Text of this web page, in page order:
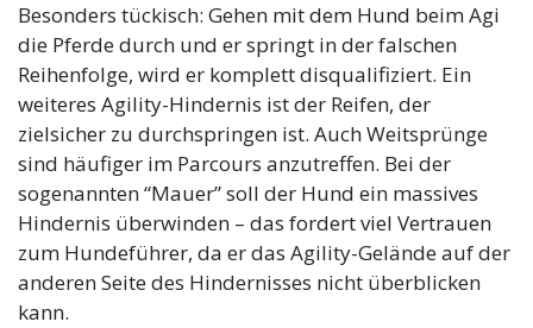
Besonders tückisch: Gehen mit dem Hund beim Agi
die Pferde durch und er springt in der falschen
Reihenfolge, wird er komplett disqualifiziert. Ein
weiteres Agility-Hindernis ist der Reifen, der
zielsicher zu durchspringen ist. Auch Weitsprünge
sind häufiger im Parcours anzutreffen. Bei der
sogenannten “Mauer” soll der Hund ein massives
Hindernis überwinden – das fordert viel Vertrauen
zum Hundeführer, da er das Agility-Gelände auf der
anderen Seite des Hindernisses nicht überblicken
kann.